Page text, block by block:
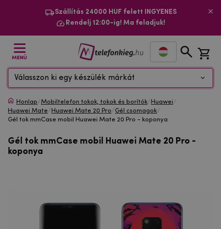
Szállítás 24000 HUF felett INGYENES
Rendelj 12:00-ig! Ma feladjuk!
MENÜ
Válasszon ki egy készülék márkát
Honlap/Mobiltelefon tokok, tokok és borítók/ Huawei/
Huawei Mate/ Huawei Mate 20 Pro/Gél csomagok/
Gél tok mmCase mobil Huawei Mate 20 Pro - koponya
Gél tok mmCase mobil Huawei Mate 20 Pro -
koponya